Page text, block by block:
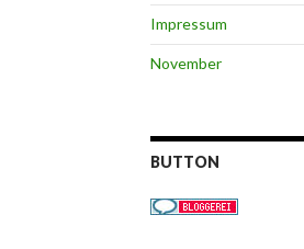
Impressum
November
BUTTON